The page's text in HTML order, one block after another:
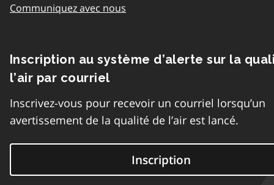
Communiquez avec nous
Inscription au système d’alerte sur la
l’air par courriel
Inscrivez-vous pour recevoir un courriel lorsqu’un
avertissement de la qualité de l’air est lancé.
Inscription